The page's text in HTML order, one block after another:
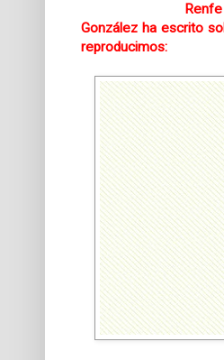
González ha escrito
reproducimos: